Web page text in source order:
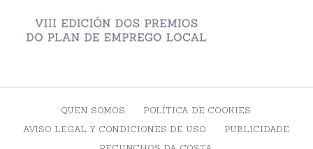
QUEN SOMOS
POLÍTICA DE COOKIES
AVISO LEGAL Y CONDICIONES DE USO
PUBLICIDADE